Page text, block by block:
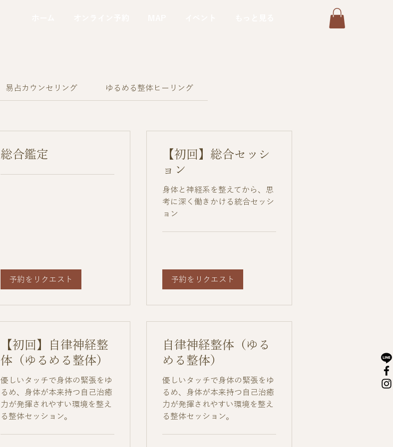
易占カウンセリング ゆるめる整体ヒーリング
総合鑑定
予約をリクエスト
【初回】総合セッシ
ョン
身体と神経系を整えてから、思
考に深く働きかける統合セッシ
ョン
予約をリクエスト
【初回】自律神経整
体（ゆるめる整体）
優しいタッチで身体の緊張をゆ
るめ、身体が本来持つ自己治癒
力が発揮されやすい環境を整え
る整体セッション。
自律神経整体（ゆる
める整体）
優しいタッチで身体の緊張をゆ
るめ、身体が本来持つ自己治癒
力が発揮されやすい環境を整え
る整体セッション。